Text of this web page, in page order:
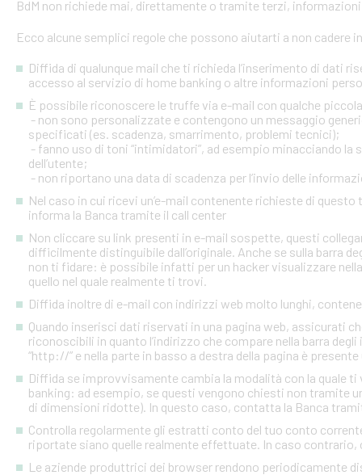
BdM non richiede mai, direttamente o tramite terzi,
Ecco alcune semplici regole che possono aiutarti a non cadere
Diffida di qualunque mail che ti richieda l’inserimento di dati
accesso al servizio di home banking o altre informazioni
È possibile riconoscere le truffe via e-mail con qualche
- non sono personalizzate e contengono un messaggio
specificati (es. scadenza, smarrimento, problemi tecnici);
- fanno uso di toni “intimidatori”, ad esempio minacciando
dell’utente;
- non riportano una data di scadenza per l’invio delle
Nel caso in cui ricevi un’e-mail contenente richieste di
informa la Banca tramite il call center
Non cliccare su link presenti in e-mail sospette, questi
difficilmente distinguibile dall’originale. Anche se sulla barra
non ti fidare: è possibile infatti per un hacker visualizzare
quello nel quale realmente ti trovi.
Diffida inoltre di e-mail con indirizzi web molto lunghi,
Quando inserisci dati riservati in una pagina web, assicurati
riconoscibili in quanto l’indirizzo che compare nella barra
“http://” e nella parte in basso a destra della pagina è
Diffida se improvvisamente cambia la modalità con la quale
banking: ad esempio, se questi vengono chiesti non tramite
di dimensioni ridotte). In questo caso, contatta la Banca
Controlla regolarmente gli estratti conto del tuo conto
riportate siano quelle realmente effettuate. In caso
Le aziende produttrici dei browser rendono periodicamente